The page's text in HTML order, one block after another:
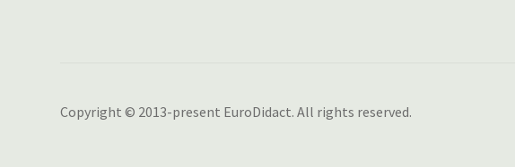
Copyright © 2013-present EuroDidact. All rights reserved.